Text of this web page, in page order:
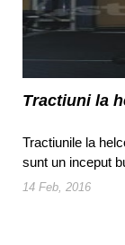
Tractiuni la
Tractiunile la
sunt un inceput
14 Feb, 2016